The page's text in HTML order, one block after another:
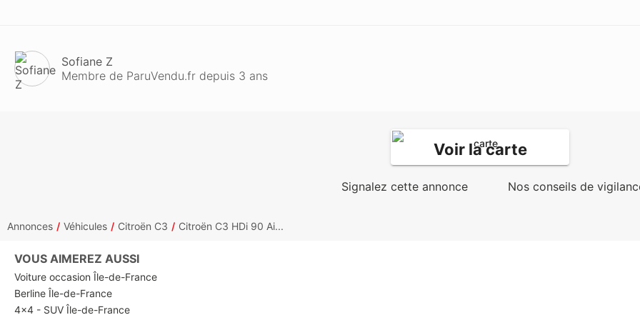
Sofiane Z
Membre de ParuVendu.fr depuis 3 ans
Voir la carte
Signalez cette annonce Nos conseils de
Annonces Véhicules Citroën C3 Citroën C3 HDi 90 Ai...
VOUS AIMEREZ AUSSI
Voiture occasion Île-de-France
Berline Île-de-France
4x4 - SUV Île-de-France